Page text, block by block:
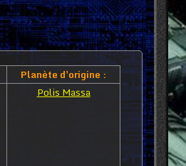
Planète d'origine :
Polis Massa